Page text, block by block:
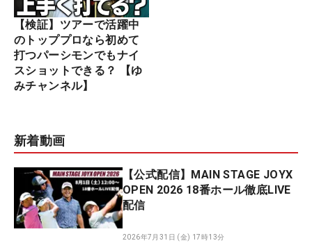
【検証】ツアーで活躍中
のトッププロなら初めて
打つパーシモンでもナイ
スショットできる？ 【ゆ
みチャンネル】
新着動画
【公式配信】MAIN STAGE JOYX
OPEN 2026 18番ホール徹底LIVE
配信
2026年7月31日 (金) 17時13分